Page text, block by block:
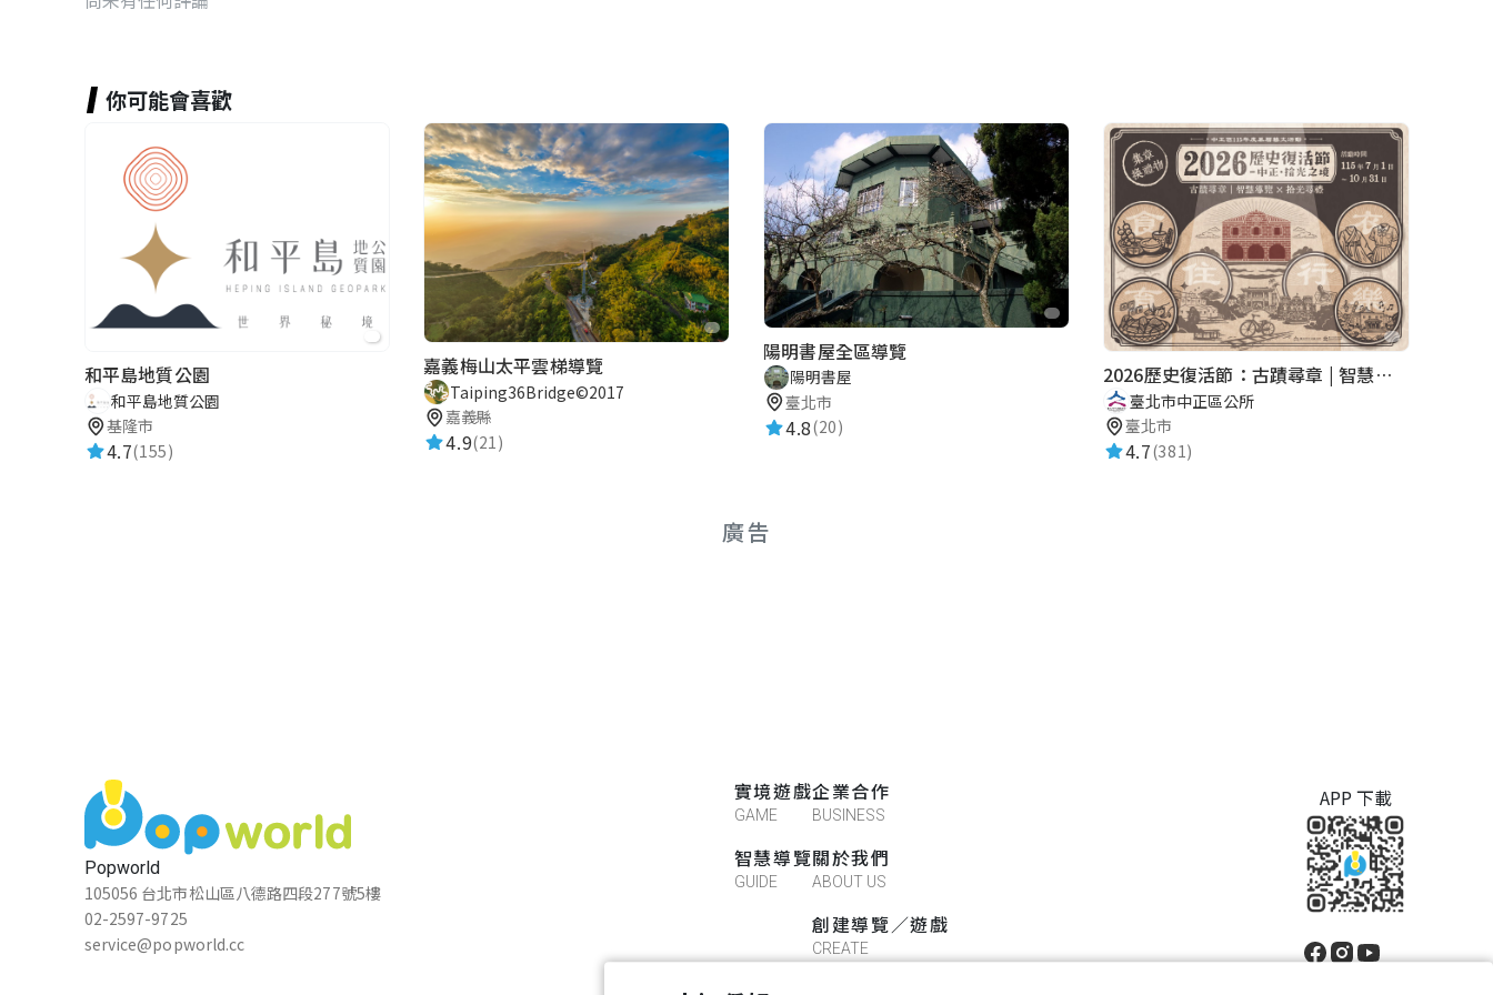
你可能會喜歡
和平島地質公園
和平島地質公園
基隆市
4.7(155)
嘉義梅山太平雲梯導覽
Taiping36Bridge©2017
嘉義縣
4.9(21)
陽明書屋全區導覽
陽明書屋
臺北市
4.8(20)
2026歷史復活節：古蹟尋章 | 智慧導覽 × 拾光尋禮
臺北市中正區公所
臺北市
4.7(381)
廣告
Popworld
105056 台北市松山區八德路四段277號5樓
02-2597-9725
service@popworld.cc
實境遊戲
GAME
智慧導覽
GUIDE
企業合作
BUSINESS
關於我們
ABOUT US
創建導覽／遊戲
CREATE
APP 下載